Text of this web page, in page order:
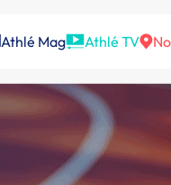
Athlé Mag Athlé TV